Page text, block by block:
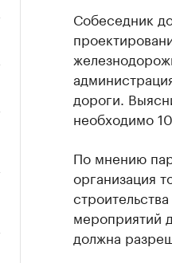
Собеседник
дороги.
необходимо
По мнению
организация
мероприятий
должна